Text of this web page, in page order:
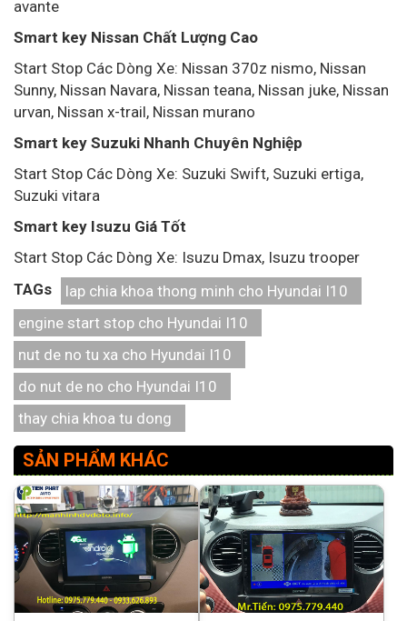
avante
Smart key Nissan Chất Lượng Cao
Start Stop Các Dòng Xe: Nissan 370z nismo, Nissan
Sunny, Nissan Navara, Nissan teana, Nissan juke, Nissan
urvan, Nissan x-trail, Nissan murano
Smart key Suzuki Nhanh Chuyên Nghiệp
Start Stop Các Dòng Xe: Suzuki Swift, Suzuki ertiga,
Suzuki vitara
Smart key Isuzu Giá Tốt
Start Stop Các Dòng Xe: Isuzu Dmax, Isuzu trooper
TAGs
lap chia khoa thong minh cho Hyundai I10
engine start stop cho Hyundai I10
nut de no tu xa cho Hyundai I10
do nut de no cho Hyundai I10
thay chia khoa tu dong
SẢN PHẨM KHÁC